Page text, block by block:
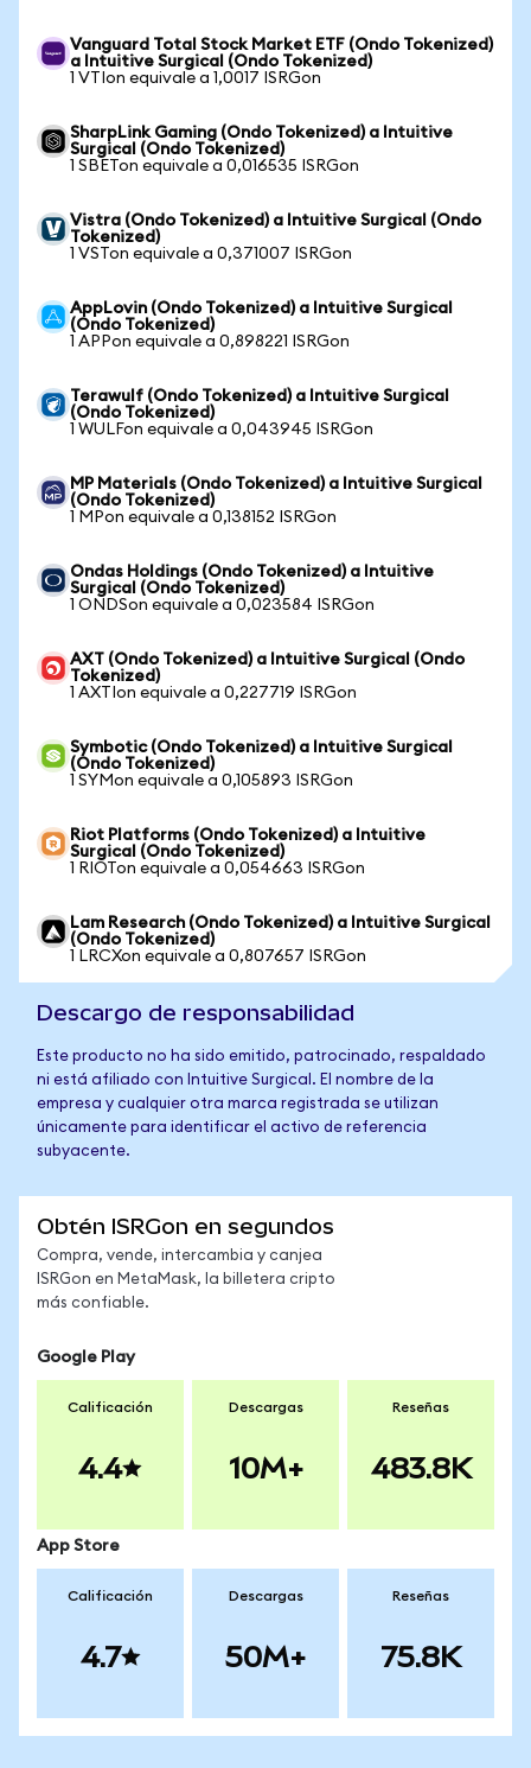
Vanguard Total Stock Market ETF (Ondo Tokenized)
a Intuitive Surgical (Ondo Tokenized)
1 VTIon equivale a 1,0017 ISRGon
SharpLink Gaming (Ondo Tokenized) a Intuitive
Surgical (Ondo Tokenized)
1 SBETon equivale a 0,016535 ISRGon
Vistra (Ondo Tokenized) a Intuitive Surgical (Ondo
Tokenized)
1 VSTon equivale a 0,371007 ISRGon
AppLovin (Ondo Tokenized) a Intuitive Surgical
(Ondo Tokenized)
1 APPon equivale a 0,898221 ISRGon
Terawulf (Ondo Tokenized) a Intuitive Surgical
(Ondo Tokenized)
1 WULFon equivale a 0,043945 ISRGon
MP Materials (Ondo Tokenized) a Intuitive Surgical
(Ondo Tokenized)
1 MPon equivale a 0,138152 ISRGon
Ondas Holdings (Ondo Tokenized) a Intuitive
Surgical (Ondo Tokenized)
1 ONDSon equivale a 0,023584 ISRGon
AXT (Ondo Tokenized) a Intuitive Surgical (Ondo
Tokenized)
1 AXTIon equivale a 0,227719 ISRGon
Symbotic (Ondo Tokenized) a Intuitive Surgical
(Ondo Tokenized)
1 SYMon equivale a 0,105893 ISRGon
Riot Platforms (Ondo Tokenized) a Intuitive
Surgical (Ondo Tokenized)
1 RIOTon equivale a 0,054663 ISRGon
Lam Research (Ondo Tokenized) a Intuitive Surgical
(Ondo Tokenized)
1 LRCXon equivale a 0,807657 ISRGon
Descargo de responsabilidad
Este producto no ha sido emitido, patrocinado, respaldado
ni está afiliado con Intuitive Surgical. El nombre de la
empresa y cualquier otra marca registrada se utilizan
únicamente para identificar el activo de referencia
subyacente.
Obtén ISRGon en segundos
Compra, vende, intercambia y canjea
ISRGon en MetaMask, la billetera cripto
más confiable.
Google Play
Calificación
4.4
Descargas
10M+
Reseñas
483.8K
App Store
Calificación
4.7
Descargas
50M+
Reseñas
75.8K